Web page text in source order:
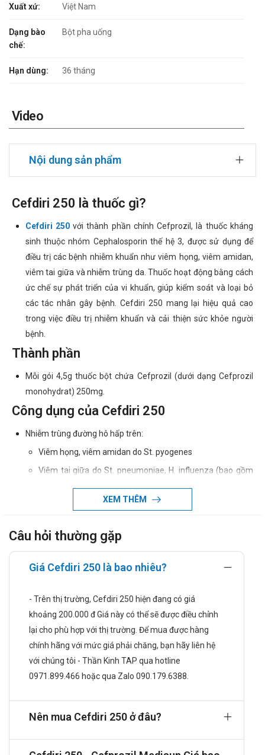
Xuất xứ: Việt Nam
Dạng bào
chế:
Bột pha uống
Hạn dùng: 36 tháng
Video
Nội dung sản phẩm
Cefdiri 250 là thuốc gì?
Cefdiri 250với thành phần chính Cefprozil, là thuốc kháng
sinh thuộc nhóm Cephalosporin thế hệ 3, được sử dụng để
điều trị các bệnh nhiễm khuẩn như viêm họng, viêm amidan,
viêm tai giữa và nhiễm trùng da. Thuốc hoạt động bằng cách
ức chế sự phát triển của vi khuẩn, giúp kiểm soát và loại bỏ
các tác nhân gây bệnh. Cefdiri 250 mang lại hiệu quả cao
trong việc điều trị nhiễm khuẩn và cải thiện sức khỏe người
bệnh.
Thành phần
Mỗi gói 4,5g thuốc bột chứa Cefprozil (dưới dạng Cefprozil
monohydrat) 250mg.
Công dụng của Cefdiri 250
Nhiễm trùng đường hô hấp trên:
Viêm họng, viêm amidan do St. pyogenes
Viêm tai giữa do St. pneumoniae, H. influenza (bao gồm
(Branhamella) catarrhalis (bao gồm chủng sinh beta-
Viêm xoang cấp do: St. pneumoniae, H. influenzae (bao
gồm cả chủng sinh ra beta-lactamase), và Moraxella
(branhamella) catarrhalis (bao gồm chủng sinh -
Nhiễm trùng đường hô hấp dưới:
Nhiễm trùng thứ cấp trong trường hợp bị viêm phế quản
cấp hoặc đợt cấp của viêm phế quản mãn do St.
pneumoniae, H. influenza (bao gồm cả chủng sinh ra
beta-lactamase), và Moraxella (branhamella) catarrhalis
(bao gồm chủng sinh beta-lactamase).
Nhiễm trùng da và cấu trúc không biến chứng do St.
XEM THÊM
Câu hỏi thường gặp
Giá Cefdiri 250 là bao nhiêu?
- Trên thị trường, Cefdiri 250 hiện đang có giá
khoảng 200.000 đ Giá này có thể sẽ được điều chỉnh
lại cho phù hợp với thị trường. Để mua được hàng
chính hãng với mức giá phải chăng, bạn hãy liên hệ
với chúng tôi - Thần Kinh TAP qua hotline
0971.899.466 hoặc qua Zalo 090.179.6388.
Nên mua Cefdiri 250 ở đâu?